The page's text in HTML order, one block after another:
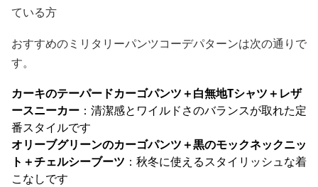
ている方
おすすめのミリタリーパンツコーデパターンは次の通りで
す。
カーキのテーパードカーゴパンツ＋白無地Tシャツ＋レザ
ースニーカー ：清潔感とワイルドさのバランスが取れた定
番スタイルです
オリーブグリーンのカーゴパンツ＋黒のモックネックニッ
ト＋チェルシーブーツ ：秋冬に使えるスタイリッシュな着
こなしです